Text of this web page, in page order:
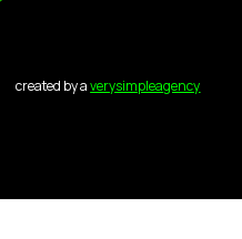
created by averysimpleagency